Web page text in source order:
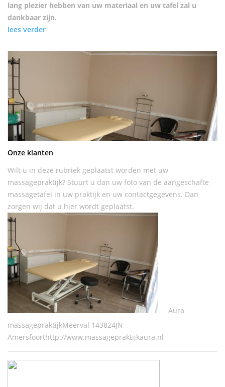
lang plezier hebben van uw materiaal en uw tafel zal u
dankbaar zijn.
lees verder
Onze klanten
Wilt u in deze rubriek geplaatst worden met uw
massagepraktijk? Stuurt u dan uw foto van de aangeschafte
massagetafel in uw praktijk en uw contactgegevens. Dan
zorgen wij dat u hier wordt geplaatst.
Aura
massagepraktijkMeerval 143824JN
Amersfoorthttp://www.massagepraktijkaura.nl